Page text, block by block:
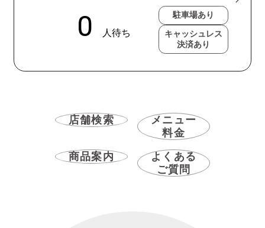
駐車場あり
キャッシュレス
決済あり
店舗検索
メニュー
料金
商品案内
よくある
ご質問